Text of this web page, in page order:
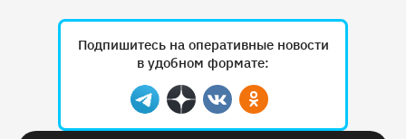
Подпишитесь на оперативные новости
в удобном формате:
Telegram
ДзенВконтактеОдноклассники